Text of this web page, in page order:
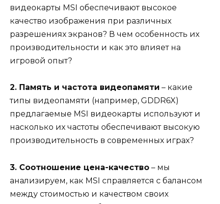
видеокарты MSI обеспечивают высокое
качество изображения при различных
разрешениях экранов? В чем особенность их
производительности и как это влияет на
игровой опыт?
2. Память и частота видеопамяти – какие
типы видеопамяти (например, GDDR6X)
предлагаемые MSI видеокарты используют и
насколько их частоты обеспечивают высокую
производительность в современных играх?
3. Соотношение цена-качество – мы
анализируем, как MSI справляется с балансом
между стоимостью и качеством своих